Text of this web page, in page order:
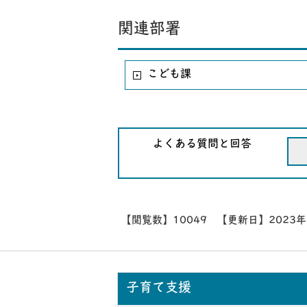
関連部署
こども課
よくある質問と回答
【閲覧数】 10049 【更新日】 2023年
子育て支援